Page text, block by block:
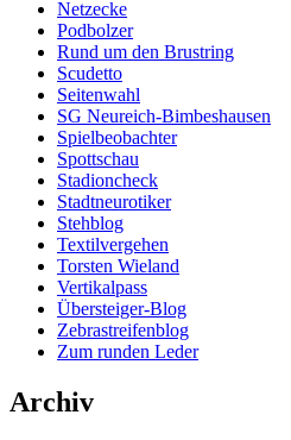
Netzecke
Podbolzer
Rund um den Brustring
Scudetto
Seitenwahl
SG Neureich-Bimbeshausen
Spielbeobachter
Spottschau
Stadioncheck
Stadtneurotiker
Stehblog
Textilvergehen
Torsten Wieland
Vertikalpass
Übersteiger-Blog
Zebrastreifenblog
Zum runden Leder
Archiv